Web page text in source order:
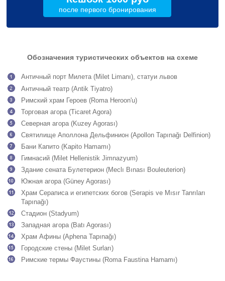
после первого бронирования
Обозначения туристических объектов на схеме
Античный порт Милета (Milet Limanı), статуи львов
Античный театр (Antik Tiyatro)
Римский храм Героев (Roma Heroon'u)
Торговая агора (Ticaret Agora)
Северная агора (Kuzey Agorası)
Святилище Аполлона Дельфинион (Apollon Tapınağı Delfinion)
Бани Капито (Kapito Hamamı)
Гимнасий (Milet Hellenistik Jimnazyum)
Здание сената Булетерион (Meclı Bınası Bouleuterion)
Южная агора (Güney Agorası)
Храм Сераписа и египетских богов (Serapis ve Mısır Tanrıları
Tapınağı)
Стадион (Stadyum)
Западная агора (Batı Agorası)
Храм Афины (Aphena Tapınağı)
Городские стены (Milet Surları)
Римские термы Фаустины (Roma Faustina Hamamı)